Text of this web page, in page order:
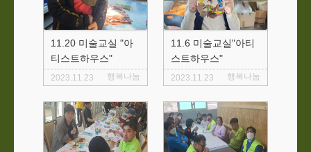
11.20 미술교실 "아
티스트하우스"
2023.11.23 행복나눔
11.6 미술교실"아티
스트하우스"
2023.11.23 행복나눔